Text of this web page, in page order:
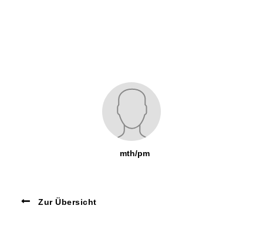
mth/pm
Zur Übersicht